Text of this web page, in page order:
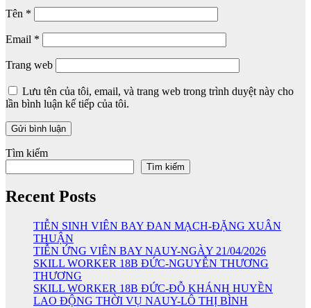
Tên *
Email *
Trang web
Lưu tên của tôi, email, và trang web trong trình duyệt này cho
lần bình luận kế tiếp của tôi.
Tìm kiếm
Tìm kiếm
Recent Posts
TIỄN SINH VIÊN BAY ĐAN MẠCH-ĐẶNG XUÂN
THUẬN
TIỄN ỨNG VIÊN BAY NAUY-NGÀY 21/04/2026
SKILL WORKER 18B ĐỨC-NGUYỄN THƯƠNG
THƯƠNG
SKILL WORKER 18B ĐỨC-ĐỖ KHÁNH HUYỀN
LAO ĐỘNG THỜI VỤ NAUY-LÔ THỊ BÌNH